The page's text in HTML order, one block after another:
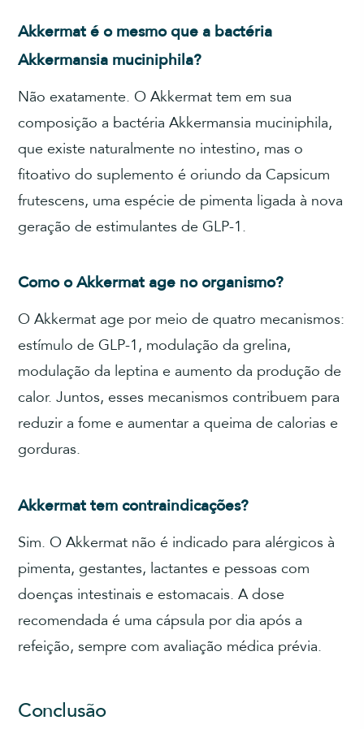
Akkermat é o mesmo que a bactéria
Akkermansia muciniphila?
Não exatamente. O Akkermat tem em sua
composição a bactéria Akkermansia muciniphila,
que existe naturalmente no intestino, mas o
fitoativo do suplemento é oriundo da Capsicum
frutescens, uma espécie de pimenta ligada à nova
geração de estimulantes de GLP-1.
Como o Akkermat age no organismo?
O Akkermat age por meio de quatro mecanismos:
estímulo de GLP-1, modulação da grelina,
modulação da leptina e aumento da produção de
calor. Juntos, esses mecanismos contribuem para
reduzir a fome e aumentar a queima de calorias e
gorduras.
Akkermat tem contraindicações?
Sim. O Akkermat não é indicado para alérgicos à
pimenta, gestantes, lactantes e pessoas com
doenças intestinais e estomacais. A dose
recomendada é uma cápsula por dia após a
refeição, sempre com avaliação médica prévia.
Conclusão